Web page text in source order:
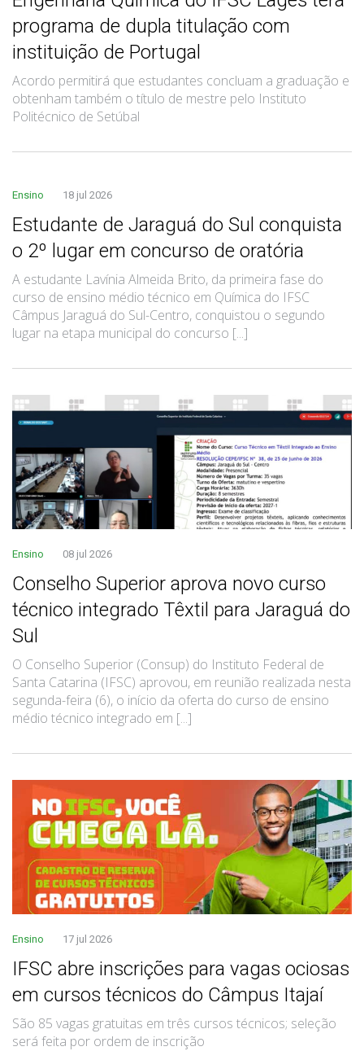
programa de dupla titulação com
instituição de Portugal
Acordo permitirá que estudantes concluam a graduação e
obtenham também o título de mestre pelo Instituto
Politécnico de Setúbal
Ensino 18 jul 2026
Estudante de Jaraguá do Sul conquista
o 2º lugar em concurso de oratória
A estudante Lavínia Almeida Brito, da primeira fase do
curso de ensino médio técnico em Química do IFSC
Câmpus Jaraguá do Sul-Centro, conquistou o segundo
lugar na etapa municipal do concurso [...]
Ensino 08 jul 2026
Conselho Superior aprova novo curso
técnico integrado Têxtil para Jaraguá do
Sul
O Conselho Superior (Consup) do Instituto Federal de
Santa Catarina (IFSC) aprovou, em reunião realizada nesta
segunda-feira (6), o início da oferta do curso de ensino
médio técnico integrado em [...]
Ensino 17 jul 2026
IFSC abre inscrições para vagas ociosas
em cursos técnicos do Câmpus Itajaí
São 85 vagas gratuitas em três cursos técnicos; seleção
será feita por ordem de inscrição